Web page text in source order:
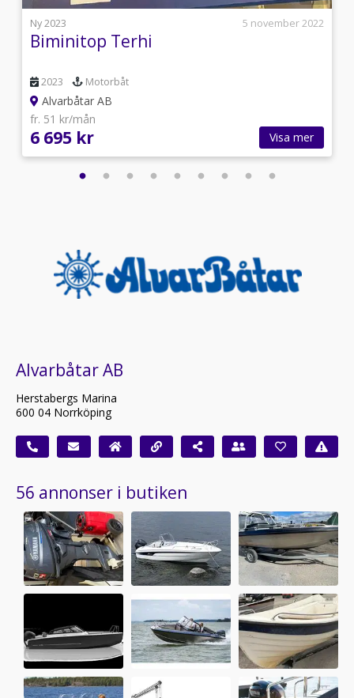
Ny 2023
5 november 2022
Biminitop Terhi
2023 Motorbåt
Alvarbåtar AB
fr. 51 kr/mån
6 695 kr Visa mer
Alvarbåtar AB
Herstabergs Marina
600 04 Norrköping
56 annonser i butiken